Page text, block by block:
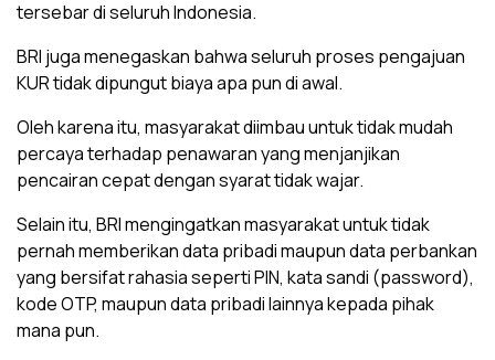
tersebar di seluruh Indonesia.
‎BRI juga menegaskan bahwa seluruh proses pengajuan
KUR tidak dipungut biaya apa pun di awal.
‎Oleh karena itu, masyarakat diimbau untuk tidak mudah
percaya terhadap penawaran yang menjanjikan
pencairan cepat dengan syarat tidak wajar.
‎Selain itu, BRI mengingatkan masyarakat untuk tidak
pernah memberikan data pribadi maupun data perbankan
yang bersifat rahasia seperti PIN, kata sandi (password),
kode OTP, maupun data pribadi lainnya kepada pihak
mana pun.